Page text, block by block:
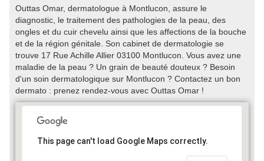
Outtas Omar, dermatologue à Montlucon, assure le
diagnostic, le traitement des pathologies de la peau, des
ongles et du cuir chevelu ainsi que les affections de la bouche
et de la région génitale. Son cabinet de dermatologie se
trouve 17 Rue Achille Allier 03100 Montlucon. Vous avez une
maladie de la peau ? Un grain de beauté douteux ? Besoin
d'un soin dermatologique sur Montlucon ? Contactez un bon
dermato : prenez rendez-vous avec Outtas Omar !
This page can't load Google Maps correctly.